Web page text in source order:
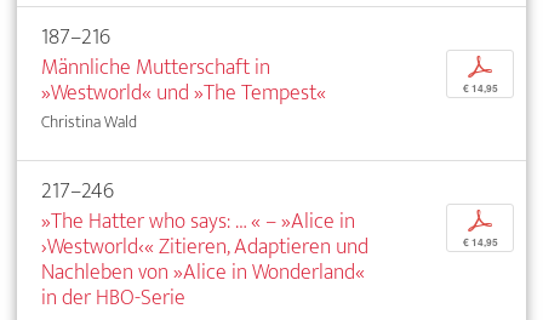
187–216
Männliche Mutterschaft in
»Westworld« und »The Tempest«
Christina Wald
p
€ 14,95
217–246
»The Hatter who says: … « – »Alice in
›Westworld‹« Zitieren, Adaptieren und
Nachleben von »Alice in Wonderland«
in der HBO-Serie
p
€ 14,95